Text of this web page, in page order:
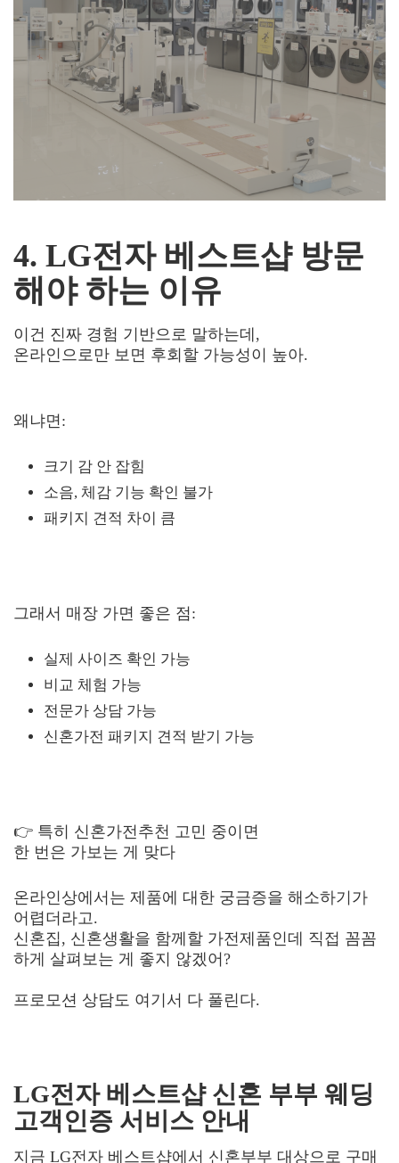
4. LG전자 베스트샵 방문
해야 하는 이유
이건 진짜 경험 기반으로 말하는데,
온라인으로만 보면 후회할 가능성이 높아.
왜냐면:
크기 감 안 잡힘
소음, 체감 기능 확인 불가
패키지 견적 차이 큼
그래서 매장 가면 좋은 점:
실제 사이즈 확인 가능
비교 체험 가능
전문가 상담 가능
신혼가전 패키지 견적 받기 가능
👉 특히 신혼가전추천 고민 중이면
한 번은 가보는 게 맞다
온라인상에서는 제품에 대한 궁금증을 해소하기가
어렵더라고.
신혼집, 신혼생활을 함께할 가전제품인데 직접 꼼꼼
하게 살펴보는 게 좋지 않겠어?
프로모션 상담도 여기서 다 풀린다.
LG전자 베스트샵 신혼 부부 웨딩
고객인증 서비스 안내
지금 LG전자 베스트샵에서 신혼부부 대상으로 구매